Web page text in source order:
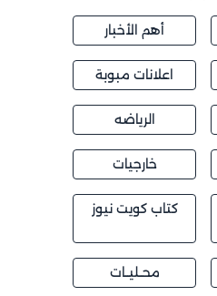
أهم الأخبار
اعلانات مبوبة
الرياضه
خارجيات
كتاب كويت نيوز
محــليــات